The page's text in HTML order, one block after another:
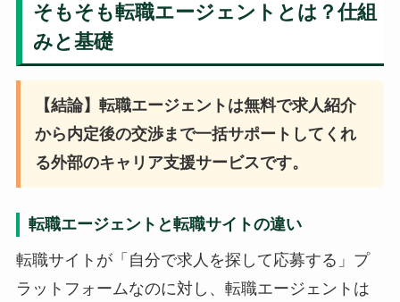
そもそも転職エージェントとは？仕組
みと基礎
【結論】転職エージェントは無料で求人紹介
から内定後の交渉まで一括サポートしてくれ
る外部のキャリア支援サービスです。
転職エージェントと転職サイトの違い
転職サイトが「自分で求人を探して応募する」プ
ラットフォームなのに対し、転職エージェントは